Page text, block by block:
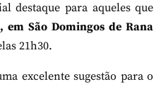
destaque para aqueles que
São Domingos de Rana
21h30.
excelente sugestão para o